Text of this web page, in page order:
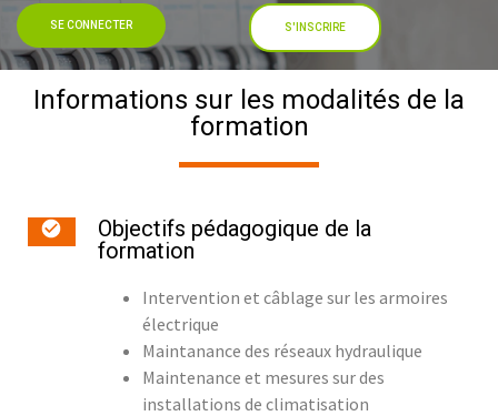
SE CONNECTER S'INSCRIRE
Informations sur les modalités de la
formation
Objectifs pédagogique de la
formation
Intervention et câblage sur les armoires
électrique
Maintanance des réseaux hydraulique
Maintenance et mesures sur des
installations de climatisation